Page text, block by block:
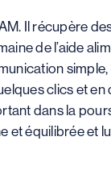
Il récupère
de l’aide
clics et en
dans la
et équilibrée et